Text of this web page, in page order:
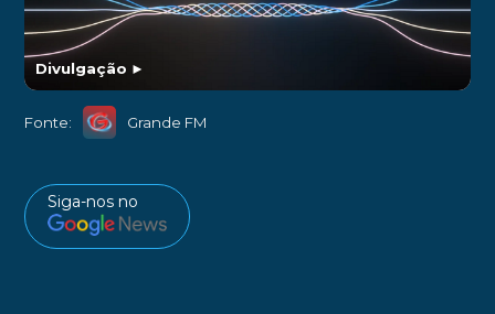
Divulgação ►
Fonte: Grande FM
Siga-nos no